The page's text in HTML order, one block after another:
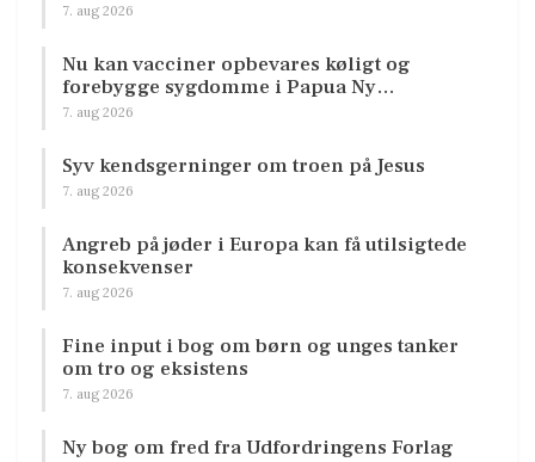
7. aug 2026
Nu kan vacciner opbevares køligt og
forebygge sygdomme i Papua Ny…
7. aug 2026
Syv kendsgerninger om troen på Jesus
7. aug 2026
Angreb på jøder i Europa kan få utilsigtede
konsekvenser
7. aug 2026
Fine input i bog om børn og unges tanker
om tro og eksistens
7. aug 2026
Ny bog om fred fra Udfordringens Forlag